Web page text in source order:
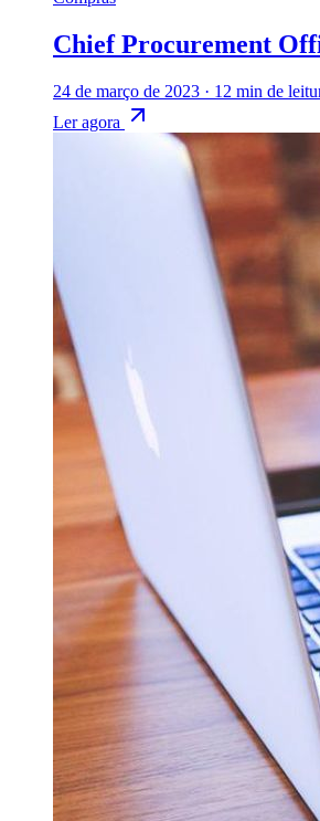
Chief Procurement
24 de março de 2023 · 12 min de
Ler agora